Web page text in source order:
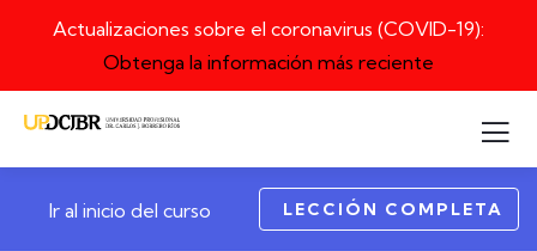
Actualizaciones sobre el coronavirus (COVID-19):
Obtenga la información más reciente
Ir al inicio del curso LECCIÓN COMPLETA